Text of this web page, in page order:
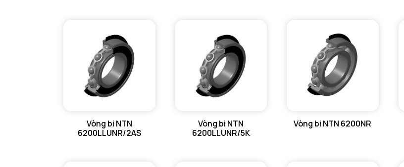
MÁY GIA NHIỆT NTN
Vòng bi NTN
6200LLUNR/2AS
Vòng bi NTN
6200LLUNR/5K
Vòng bi NTN 6200NR